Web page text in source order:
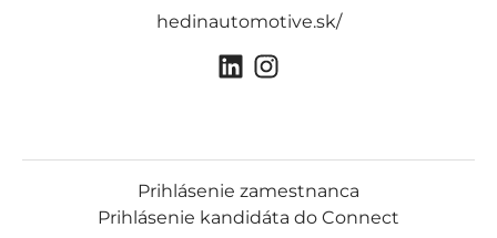
hedinautomotive.sk/
Prihlásenie zamestnanca
Prihlásenie kandidáta do Connect